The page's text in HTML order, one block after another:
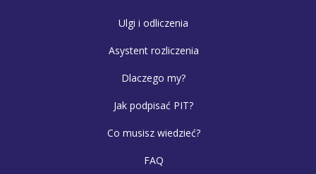
Ulgi i odliczenia
Asystent rozliczenia
Dlaczego my?
Jak podpisać PIT?
Co musisz wiedzieć?
FAQ